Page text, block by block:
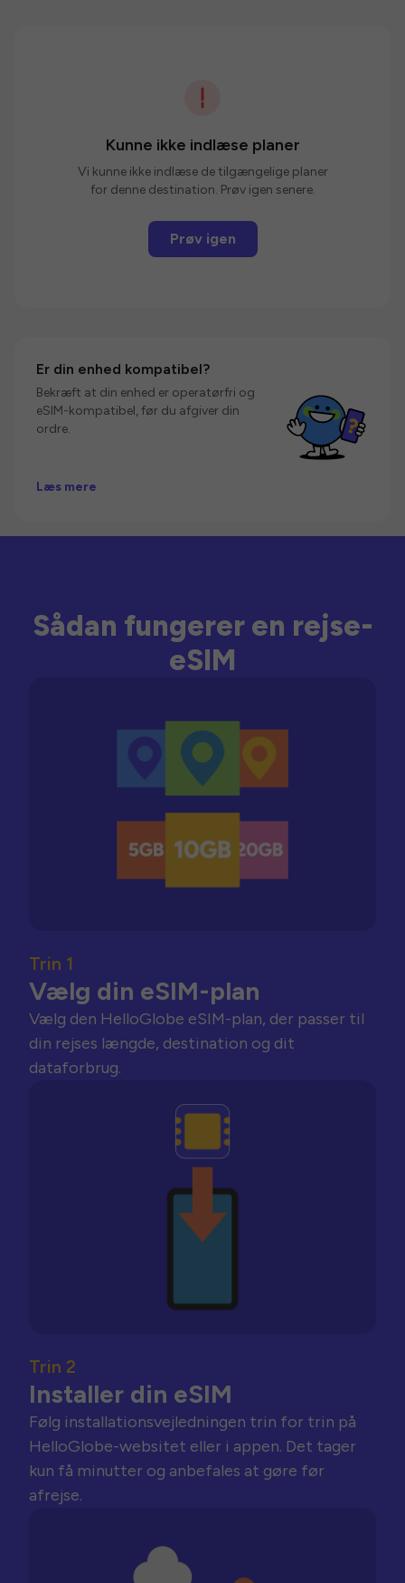
Kunne ikke indlæse planer
Vi kunne ikke indlæse de tilgængelige planer
for denne destination. Prøv igen senere.
Prøv igen
Er din enhed kompatibel?
Bekræft at din enhed er operatørfri og
eSIM-kompatibel, før du afgiver din
ordre.
Læs mere
Sådan fungerer en rejse-
eSIM
Trin 1
Vælg din eSIM-plan
Vælg den HelloGlobe eSIM-plan, der passer til
din rejses længde, destination og dit
dataforbrug.
Trin 2
Installer din eSIM
Følg installationsvejledningen trin for trin på
HelloGlobe-websitet eller i appen. Det tager
kun få minutter og anbefales at gøre før
afrejse.